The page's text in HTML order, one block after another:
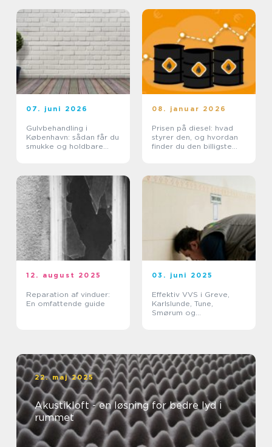
07. juni 2026
Gulvbehandling i
København: sådan får du
smukke og holdbare
08. januar 2026
Prisen på diesel: hvad
styrer den, og hvordan
finder du den billigste
12. august 2025
Reparation af vinduer:
En omfattende guide
03. juni 2025
Effektiv VVS i Greve,
Karlslunde, Tune,
Smørum og
22. maj 2025
Akustikloft - en løsning for bedre lyd i
rummet